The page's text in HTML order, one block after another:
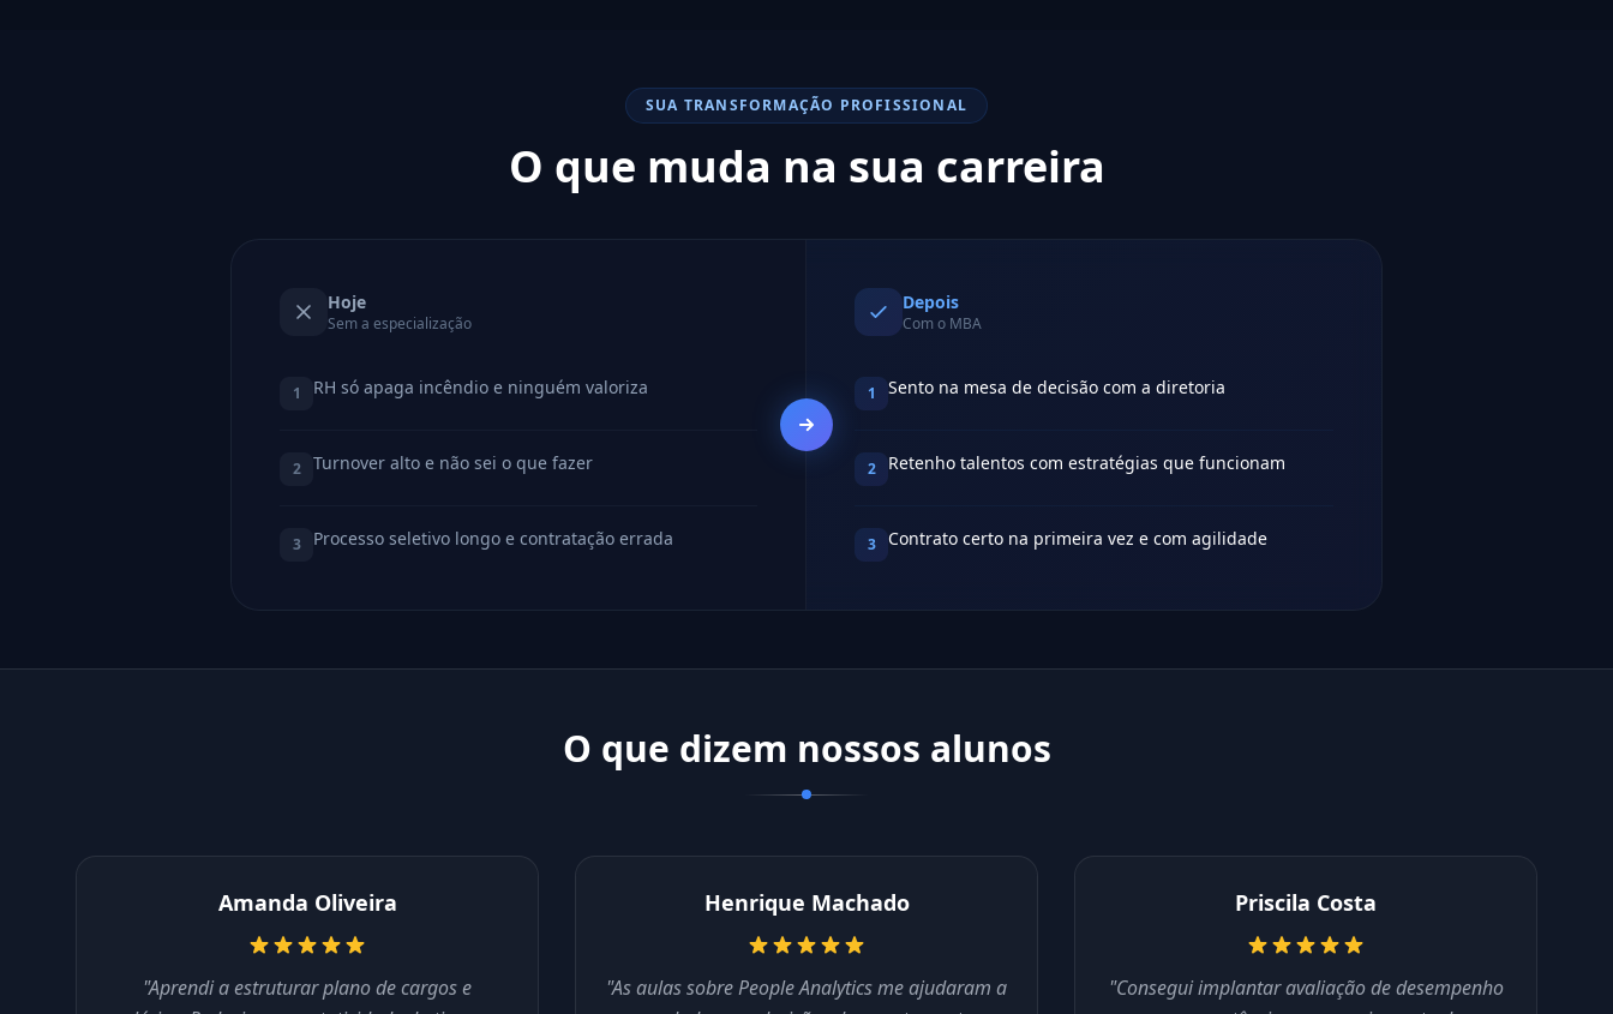
SUA TRANSFORMAÇÃO PROFISSIONAL
O que muda na sua carreira
Hoje
Sem a especialização
1 RH só apaga incêndio e ninguém valoriza
2 Turnover alto e não sei o que fazer
3 Processo seletivo longo e contratação errada
Depois
Com o MBA
1 Sento na mesa de decisão com a diretoria
2 Retenho talentos com estratégias que funcionam
3 Contrato certo na primeira vez e com agilidade
O que dizem nossos alunos
Amanda Oliveira
"Aprendi a estruturar plano de cargos e
Henrique Machado
"As aulas sobre People Analytics me ajudaram a
Priscila Costa
"Consegui implantar avaliação de desempenho